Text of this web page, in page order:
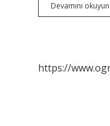
Devamını okuyun
https://